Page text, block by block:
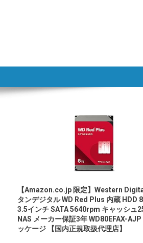
【Amazon.co.jp 限定】Western
タンデジタル WD Red Plus 内蔵 HDD
3.5インチ SATA 5640rpm キャッシュ
NAS メーカー保証3年 WD80EFAX-
ッケージ 【国内正規取扱代理店】